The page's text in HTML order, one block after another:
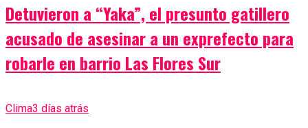
Detuvieron a “Yaka”, el presunto gatillero
acusado de asesinar a un exprefecto para
robarle en barrio Las Flores Sur
Clima3 días atrás